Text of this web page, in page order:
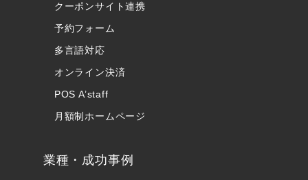
クーポンサイト連携
予約フォーム
多言語対応
オンライン決済
POS A’staff
月額制ホームページ
業種・成功事例